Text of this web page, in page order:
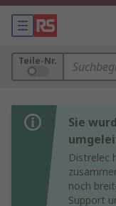
Teile-Nr.
Sie
Distrelec
noch
Support